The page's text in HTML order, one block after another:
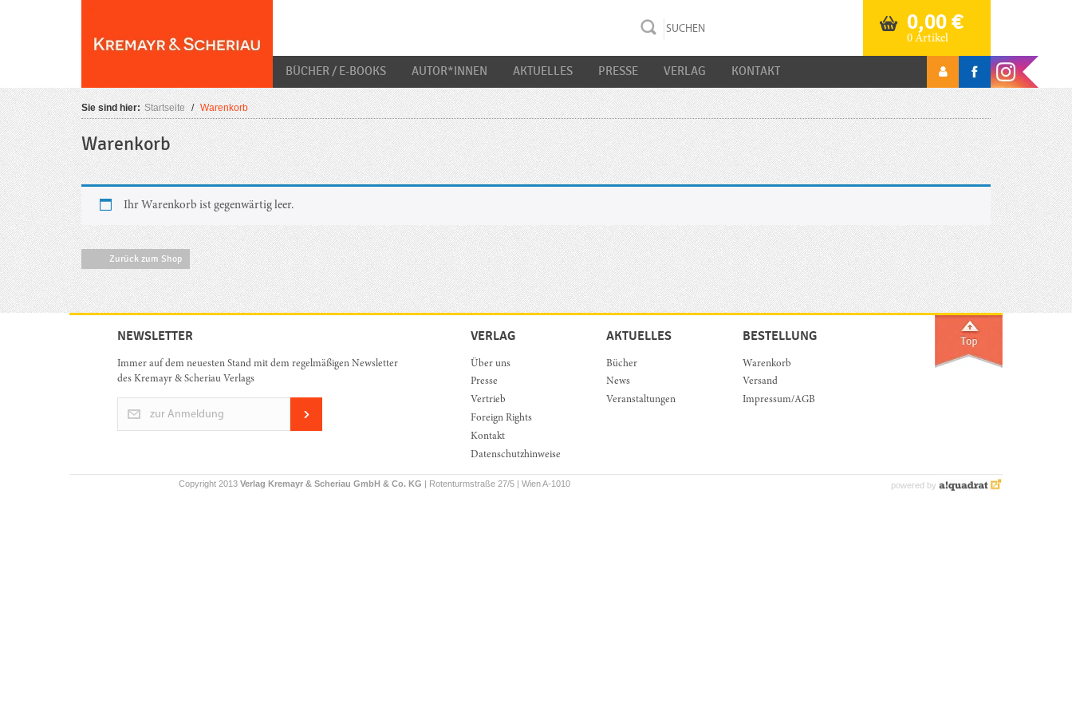
0,00€
0 Artikel
BÜCHER / E-BOOKS AUTOR*INNEN AKTUELLES PRESSE VERLAG KONTAKT
Sie sind hier: Startseite / Warenkorb
Warenkorb
Ihr Warenkorb ist gegenwärtig leer.
Zurück zum Shop
VERLAG
Über uns
Presse
Vertrieb
Foreign Rights
Kontakt
Datenschutzhinweise
AKTUELLES
Bücher
News
Veranstaltungen
BESTELLUNG
Warenkorb
Versand
Impressum/AGB
NEWSLETTER
Immer auf dem neuesten Stand mit dem regelmäßigen Newsletter
des Kremayr & Scheriau Verlags
zur Anmeldung
Copyright 2013 Verlag Kremayr & Scheriau GmbH & Co. KG | Rotenturmstraße 27/5 | Wien A-1010 powered by